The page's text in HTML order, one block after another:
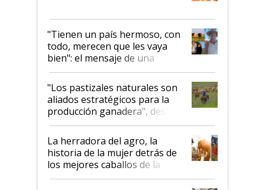
"Tienen un país hermoso, con
todo, merecen que les vaya
bien": el mensaje de una
ganadera uruguaya sobre las
oportunidades que se abren
para el agro en Argentina, con
foco en la carne
"Los pastizales naturales son
aliados estratégicos para la
producción ganadera", destaca
la iniciativa que ya reúne a 46
establecimientos en Argentina
La herradora del agro, la
historia de la mujer detrás de
los mejores caballos de la
Argentina y los mitos que